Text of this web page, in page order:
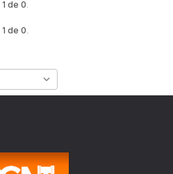
1 de 0.
1 de 0.